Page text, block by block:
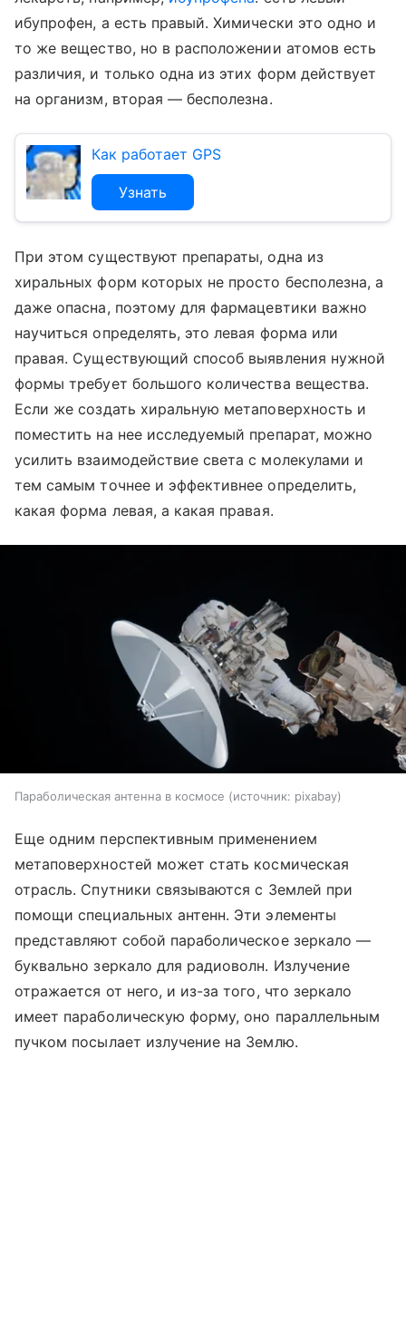
ибупрофен, а есть правый. Химически это одно и
то же вещество, но в расположении атомов есть
различия, и только одна из этих форм действует
на организм, вторая — бесполезна.
Как работает GPS
Узнать
При этом существуют препараты, одна из
хиральных форм которых не просто бесполезна, а
даже опасна, поэтому для фармацевтики важно
научиться определять, это левая форма или
правая. Существующий способ выявления нужной
формы требует большого количества вещества.
Если же создать хиральную метаповерхность и
поместить на нее исследуемый препарат, можно
усилить взаимодействие света с молекулами и
тем самым точнее и эффективнее определить,
какая форма левая, а какая правая.
Параболическая антенна в космосе источник: pixabay
Еще одним перспективным применением
метаповерхностей может стать космическая
отрасль. Спутники связываются с Землей при
помощи специальных антенн. Эти элементы
представляют собой параболическое зеркало —
буквально зеркало для радиоволн. Излучение
отражается от него, и из-за того, что зеркало
имеет параболическую форму, оно параллельным
пучком посылает излучение на Землю.